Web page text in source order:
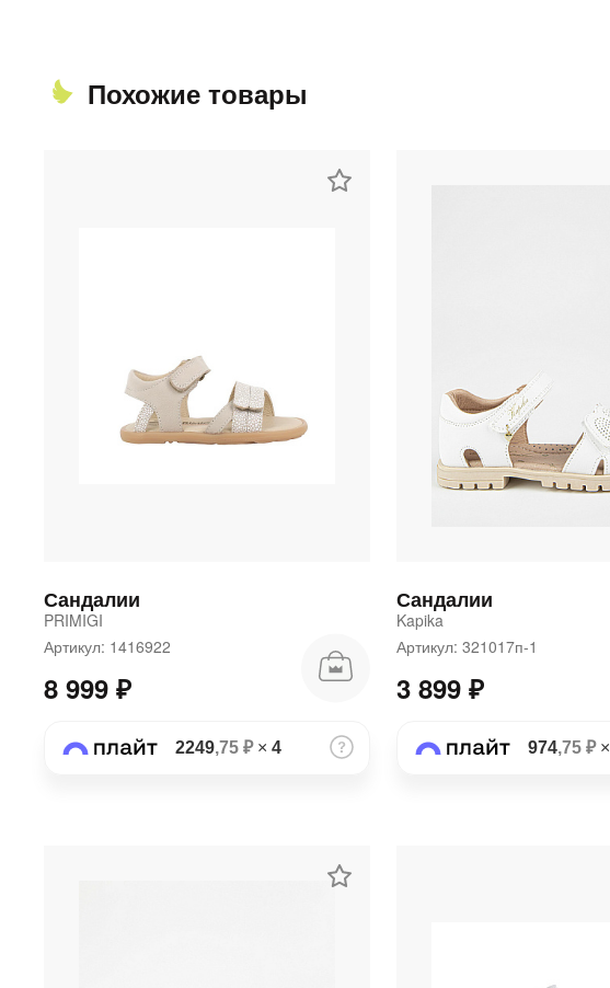
Похожие товары
Сандалии
PRIMIGI
Артикул: 1416922
8 999 ₽
2249,75 ₽× 4
Сандалии
Kapika
Артикул: 321017п-1
3 899 ₽
974,75 ₽×